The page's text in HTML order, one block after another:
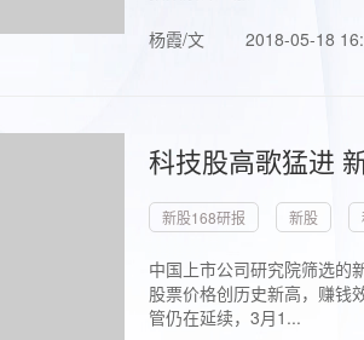
杨霞/文
2018-05-18
科技股高歌猛进
新股168研报 新股
中国上市公司研究院筛选的
股票价格创历史新高，赚钱
管仍在延续，3月1...